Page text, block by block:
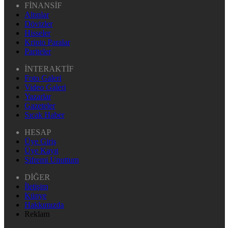
FİNANSİF
Altınlar
Dövizler
Hisseler
Kripto Paralar
Pariteler
İNTERAKTİF
Foto Galeri
Video Galeri
Yazarlar
Gazeteler
Sıcak Haber
HESAP
Üye Giriş
Üye Kayıt
Şifremi Unuttum
DİĞER
İletişim
Künye
Hakkımızda
Reklam